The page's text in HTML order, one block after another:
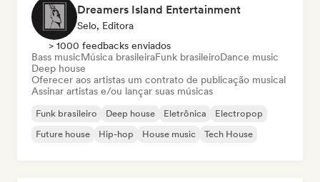
Dreamers Island Entertainment
Selo, Editora
> 1000 feedbacks enviados
Bass musicMúsica brasileiraFunk brasileiroDance music
Deep house
Oferecer aos artistas um contrato de publicação musical
Assinar artistas e/ou lançar suas músicas
Funk brasileiro Deep house Eletrônica
Electropop
Future house
Hip-hop House music Tech House